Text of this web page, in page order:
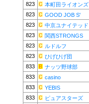
823
本町田ライオンズ
823
GOOD JOB S'
823
中京ユナイテッド
823
関西STRONGS
823
ルドルフ
823
ひげひげ団
833
ナッツ野球部
833
casino
833
YEBIS
833
ピュアスターズ